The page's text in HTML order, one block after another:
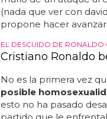
MADONNA ESTARÁ
La nueva
homosexualidad
malawi se prepara
presidenta, joyce
homosexualidaden
que un país tan
homosexualidad